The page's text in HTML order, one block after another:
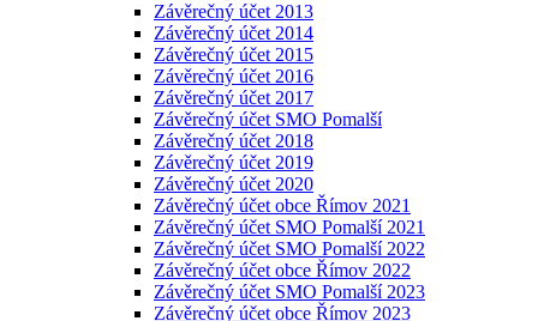
Závěrečný účet 2013
Závěrečný účet 2014
Závěrečný účet 2015
Závěrečný účet 2016
Závěrečný účet 2017
Závěrečný účet SMO Pomalší
Závěrečný účet 2018
Závěrečný účet 2019
Závěrečný účet 2020
Závěrečný účet obce Římov 2021
Závěrečný účet SMO Pomalší 2021
Závěrečný účet SMO Pomalší 2022
Závěrečný účet obce Římov 2022
Závěrečný účet SMO Pomalší 2023
Závěrečný účet obce Římov 2023